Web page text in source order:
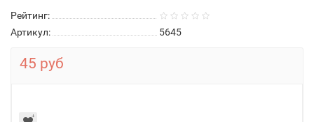
Рейтинг:
Артикул:
5645
45 руб